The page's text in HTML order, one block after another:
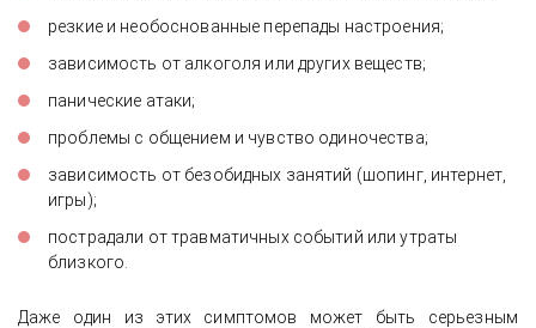
резкие и необоснованные перепады настроения;
зависимость от алкоголя или других веществ;
панические атаки;
проблемы с общением и чувство одиночества;
зависимость от безобидных занятий (шопинг, интернет,
игры);
пострадали от травматичных событий или утраты
близкого.
Даже один из этих симптомов может быть серьезным